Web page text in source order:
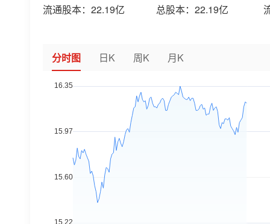
流通股本： 22.19亿 总股本： 22.19亿
分时图 日K 周K 月K